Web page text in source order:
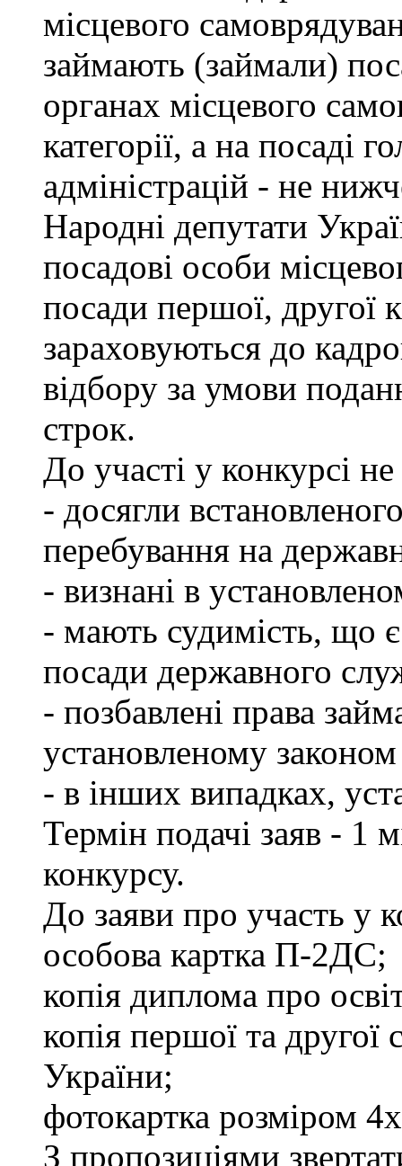
місцевого
займають (займали)
органах місцевого
категорії, а на посаді
адміністрацій - не
Народні депутати
посадові особи
посади першої, другої
зараховуються до
відбору за умови
строк.
До участі у конкурсі
- досягли
перебування на
- визнані в
- мають судимість, що
посади державного
- позбавлені права
установленому
- в інших випадках,
Термін подачі заяв - 1
конкурсу.
До заяви про участь у
особова картка П-2ДС;
копія диплома про
копія першої та другої
України;
фотокартка розміром
З пропозиціями